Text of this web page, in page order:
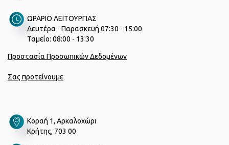
ΩΡΑΡΙΟ ΛΕΙΤΟΥΡΓΙΑΣ
Δευτέρα - Παρασκευή 07:30 - 15:00
Ταμείο: 08:00 - 13:30
Προστασία Προσωπικών Δεδομένων
Σας προτείνουμε
Κοραή 1, Αρκαλοχώρι
Κρήτης, 703 00